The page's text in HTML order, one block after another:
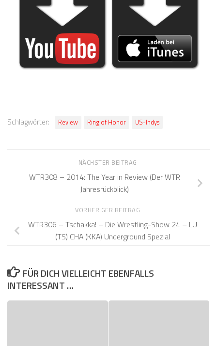
Schlagwörter: Review Ring of Honor US-Indys
NÄCHSTER BEITRAG
WTR308 – 2014: The Year in Review (Der WTR
Jahresrückblick)
VORHERIGER BEITRAG
WTR306 – Tschakka! – Die Wrestling-Show 24 – LU
(TS) CHA (KKA) Underground Spezial
FÜR DICH VIELLEICHT EBENFALLS
INTERESSANT …